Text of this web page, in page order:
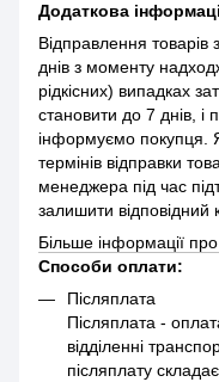
Додаткова
Відправлення товарів
днів з моменту
рідкісних) випадках
становити до 7 днів, і
інформуємо покупця.
термінів відправки
менеджера під час
залишити
Більше інформації
Способи оплати:
Післяплата
Післяплата -
відділенні
післяплату